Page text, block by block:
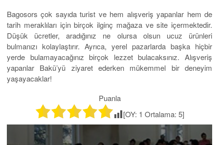
Bagosors çok sayıda turist ve hem alışveriş yapanlar hem de
tarih meraklıları için birçok ilginç mağaza ve site içermektedir.
Düşük ücretler, aradığınız ne olursa olsun ucuz ürünleri
bulmanızı kolaylaştırır. Ayrıca, yerel pazarlarda başka hiçbir
yerde bulamayacağınız birçok lezzet bulacaksınız. Alışveriş
yapanlar Bakü’yü ziyaret ederken mükemmel bir deneyim
yaşayacaklar!
Puanla
[OY: 1 Ortalama: 5]